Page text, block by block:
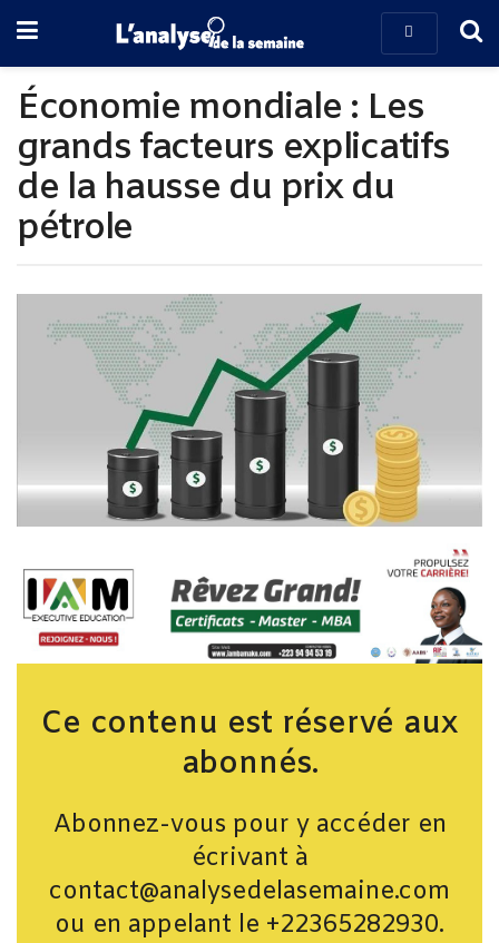
Économie mondiale : Les
grands facteurs explicatifs
de la hausse du prix du
pétrole
Ce contenu est réservé aux
abonnés.
Abonnez-vous pour y accéder en
écrivant à
contact@analysedelasemaine.com
ou en appelant le +22365282930.